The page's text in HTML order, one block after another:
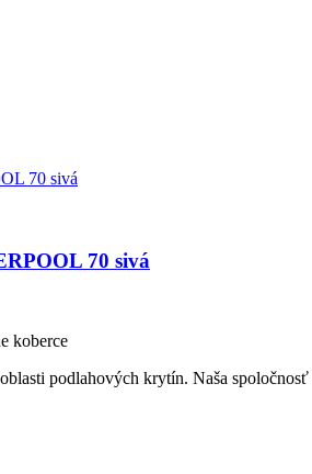
70 sivá
podlahových krytín. Naša